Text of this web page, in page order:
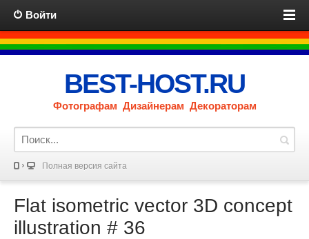
Войти
BEST-HOST.RU
Фотографам Дизайнерам Декораторам
Полная версия сайта
Flat isometric vector 3D concept
illustration # 36